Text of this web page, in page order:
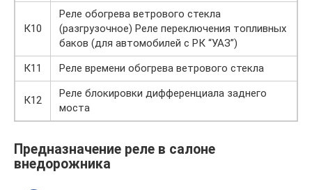
К10
Реле обогрева ветрового стекла
(разгрузочное) Реле переключения топливных
баков (для автомобилей с РК “УАЗ”)
К11
Реле времени обогрева ветрового стекла
К12
Реле блокировки дифференциала заднего
моста
Предназначение реле в салоне
внедорожника